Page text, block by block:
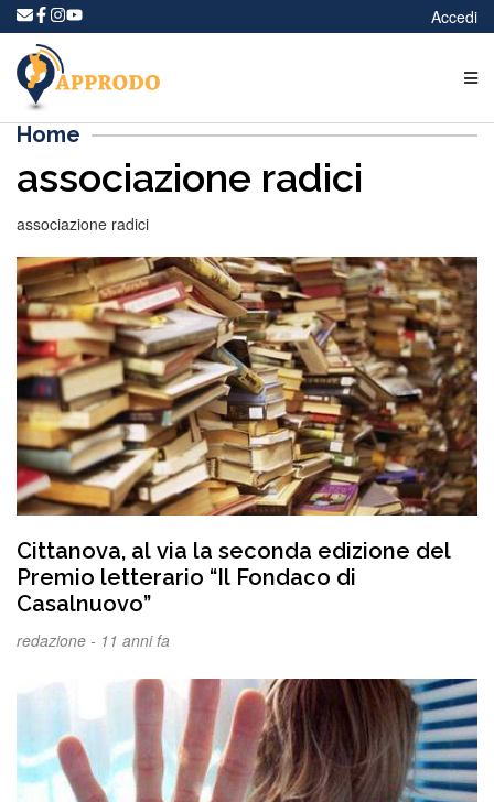
Accedi
Home
associazione radici
associazione radici
Cittanova, al via la seconda edizione del
Premio letterario “Il Fondaco di
Casalnuovo”
redazione - 11 anni fa